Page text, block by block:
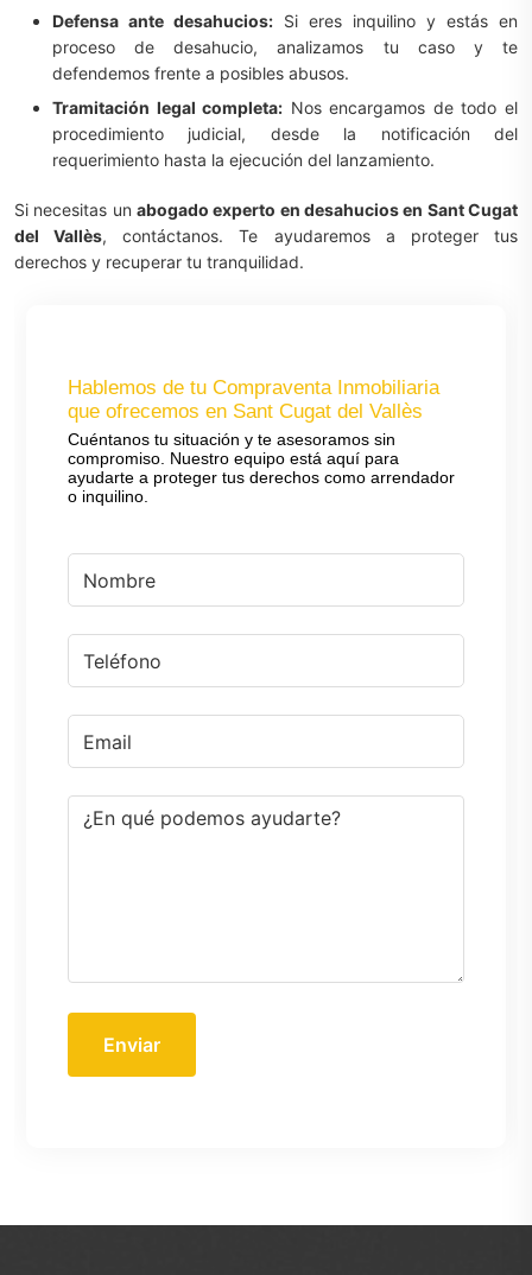
Defensa ante desahucios: Si eres inquilino y estás en
proceso de desahucio, analizamos tu caso y te
defendemos frente a posibles abusos.
Tramitación legal completa: Nos encargamos de todo el
procedimiento judicial, desde la notificación del
requerimiento hasta la ejecución del lanzamiento.
Si necesitas un abogado experto en desahucios en Sant Cugat
del Vallès, contáctanos. Te ayudaremos a proteger tus
derechos y recuperar tu tranquilidad.
Hablemos de tu Compraventa Inmobiliaria
que ofrecemos en Sant Cugat del Vallès
Cuéntanos tu situación y te asesoramos sin
compromiso. Nuestro equipo está aquí para
ayudarte a proteger tus derechos como arrendador
o inquilino.
Enviar